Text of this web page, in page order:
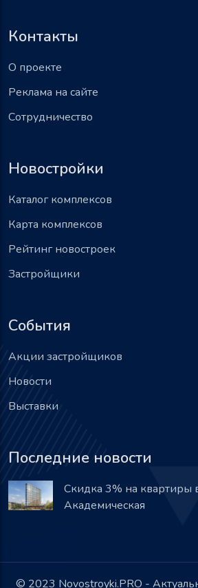
Контакты
О проекте
Реклама на сайте
Сотрудничество
Новостройки
Каталог комплексов
Карта комплексов
Рейтинг новостроек
Застройщики
События
Акции застройщиков
Новости
Выставки
Последние новости
Скидка 3% на квартиры
Академическая
© 2023 Novostroyki.PRO -